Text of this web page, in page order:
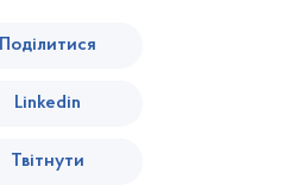
Поділитися
Linkedin
Твітнути